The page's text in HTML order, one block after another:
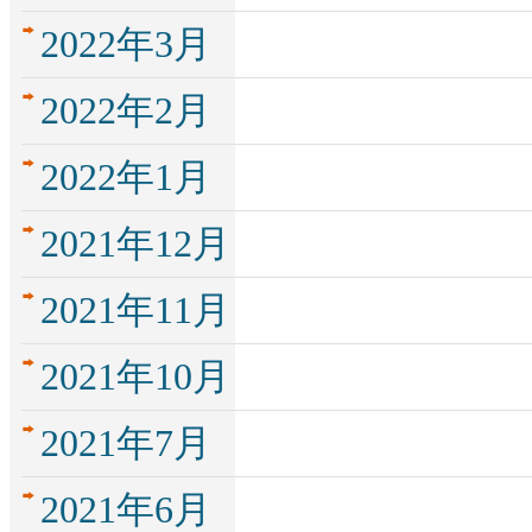
2022年3月
2022年2月
2022年1月
2021年12月
2021年11月
2021年10月
2021年7月
2021年6月